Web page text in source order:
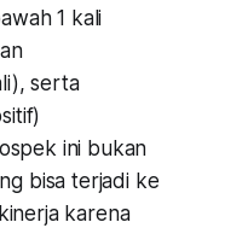
1 kali
serta
ini bukan
bisa terjadi ke
karena